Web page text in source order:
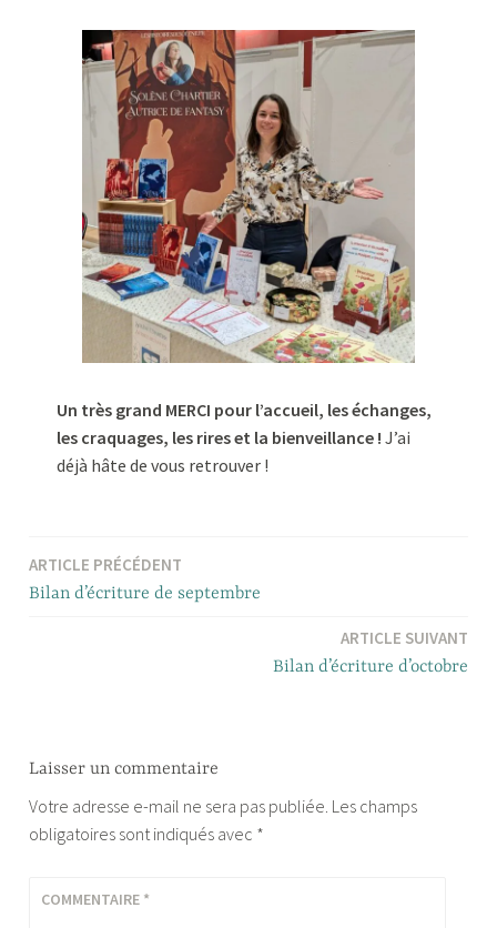
Un très grand MERCI pour l’accueil, les échanges,
les craquages, les rires et la bienveillance !J’ai
déjà hâte de vous retrouver !
Navigation
de
ARTICLE PRÉCÉDENT
Bilan d’écriture de septembre
ARTICLE SUIVANT
Bilan d’écriture d’octobre
Laisser un commentaire
Votre adresse e-mail ne sera pas publiée. Les champs
obligatoires sont indiqués avec *
COMMENTAIRE *